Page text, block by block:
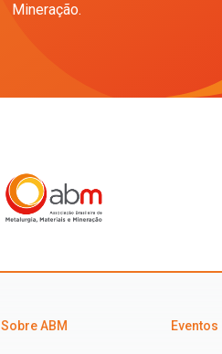
Mineração.
Sobre ABM Eventos